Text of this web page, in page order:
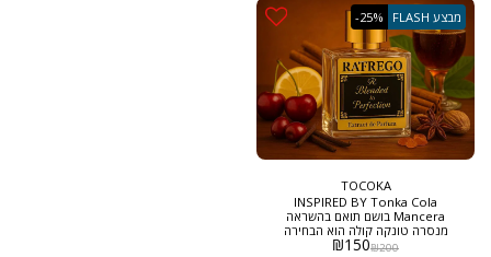
מבצע FLASH -25%
TOCOKA
INSPIRED BY Tonka Cola
Mancera בושם תואם בהשראה
מנסרה טונקה קולה הוא הבחירה
המושלמת למי שמחפש ניחוח אחר –
₪200
₪150